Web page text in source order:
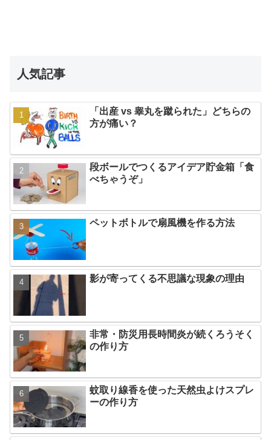
人気記事
「出産 vs 睾丸を蹴られた」どちらの
方が痛い？
段ボールでつくるアイデア貯金箱「食
べちゃうぞ」
ペットボトルで扇風機を作る方法
影が寄ってくる不思議な現象の理由
非常・防災用長時間炎が続くろうそく
の作り方
蚊取り線香を使った天然虫よけスプレ
ーの作り方